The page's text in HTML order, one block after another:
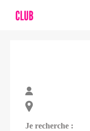
Je recherche :